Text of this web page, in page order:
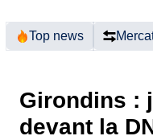
Top news
Girondins :
devant la